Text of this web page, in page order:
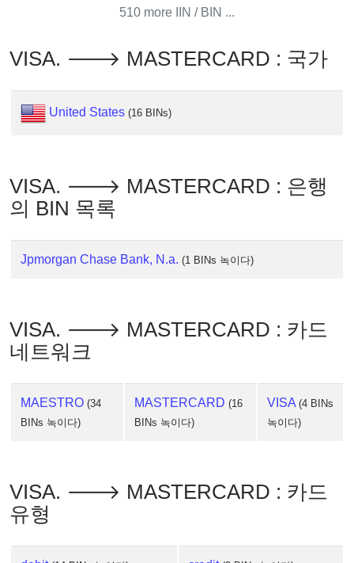
510 more IIN / BIN ...
VISA. 🡒 MASTERCARD : 국가
United States (16 BINs)
VISA. 🡒 MASTERCARD : 은행
의 BIN 목록
Jpmorgan Chase Bank, N.a. (1 BINs 녹이다)
VISA. 🡒 MASTERCARD : 카드
네트워크
MAESTRO (34
BINs 녹이다)
MASTERCARD (16
BINs 녹이다)
VISA (4 BINs
녹이다)
VISA. 🡒 MASTERCARD : 카드
유형